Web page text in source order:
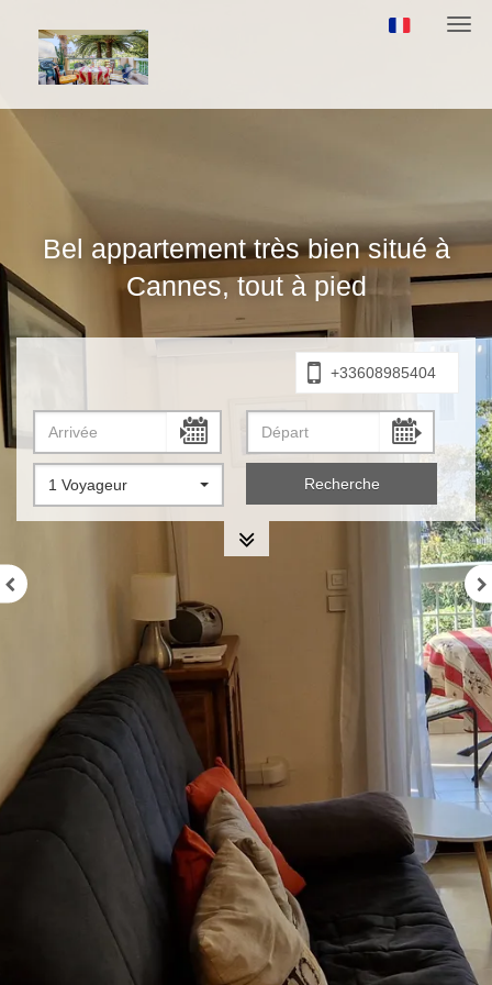
Bel appartement très bien situé à
Cannes, tout à pied
+33608985404
1 Voyageur Recherche